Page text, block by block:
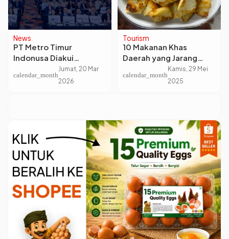
News
PT Metro Timur
Indonusa Diakui
Sebagai Lembaga
Investasi Keuangan
calendar_month
Jumat, 20 Mar
2026
Tourism
10 Makanan Khas
Daerah yang Jarang
Diketahui, Tapi Wajib
Kamu Coba
calendar_month
Kamis, 29 Mei
2025